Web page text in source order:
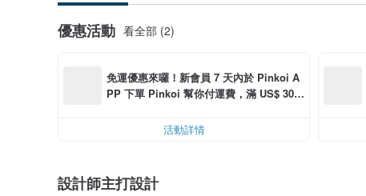
優惠活動 看全部 (2)
免運優惠來囉！新會員 7 天內於 Pinkoi A
PP 下單 Pinkoi 幫你付運費，滿 US$ 30.0
活動詳情
設計師主打設計